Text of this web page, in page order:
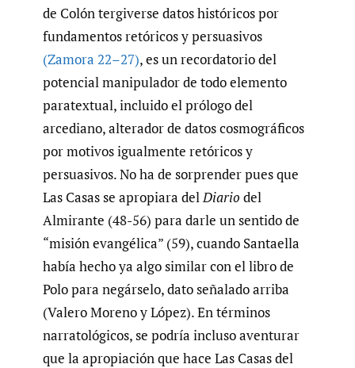
de Colón tergiverse datos históricos por
fundamentos retóricos y persuasivos
(Zamora 22–27), es un recordatorio del
potencial manipulador de todo elemento
paratextual, incluido el prólogo del
arcediano, alterador de datos cosmográficos
por motivos igualmente retóricos y
persuasivos. No ha de sorprender pues que
Las Casas se apropiara delDiario del
Almirante (48-56) para darle un sentido de
“misión evangélica” (59), cuando Santaella
había hecho ya algo similar con el libro de
Polo para negárselo, dato señalado arriba
(Valero Moreno y López). En términos
narratológicos, se podría incluso aventurar
que la apropiación que hace Las Casas del